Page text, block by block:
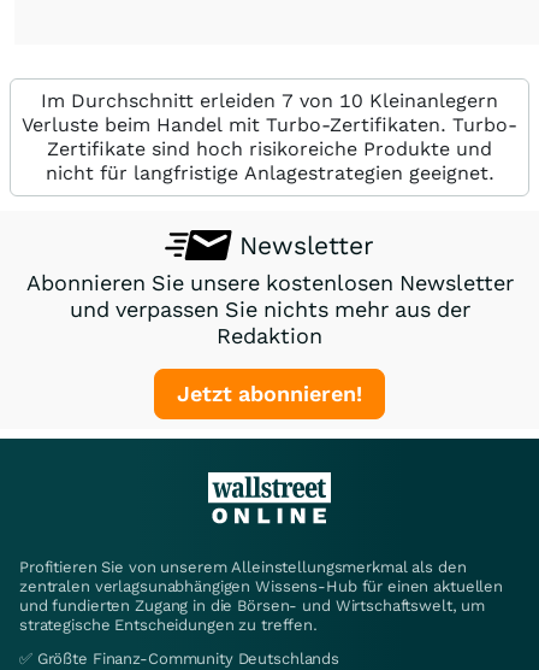
Im Durchschnitt erleiden 7 von 10 Kleinanlegern
Verluste beim Handel mit Turbo-Zertifikaten. Turbo-
Zertifikate sind hoch risikoreiche Produkte und
nicht für langfristige Anlagestrategien geeignet.
Newsletter
Abonnieren Sie unsere kostenlosen Newsletter
und verpassen Sie nichts mehr aus der
Redaktion
Jetzt abonnieren!
Profitieren Sie von unserem Alleinstellungsmerkmal als den
zentralen verlagsunabhängigen Wissens-Hub für einen aktuellen
und fundierten Zugang in die Börsen- und Wirtschaftswelt, um
strategische Entscheidungen zu treffen.
✅ Größte Finanz-Community Deutschlands